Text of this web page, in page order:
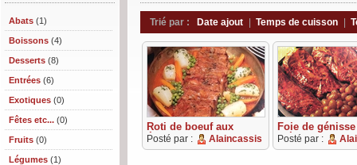
Abats (1)
Boissons (4)
Desserts (8)
Entrées (6)
Exotiques (0)
Fêtes etc... (0)
Fruits (0)
Légumes (1)
Trié par : Date ajout Temps de cuisson
Roti de boeuf aux
épices
Posté par : Alaincassis
Foie de
crépine
Posté par :